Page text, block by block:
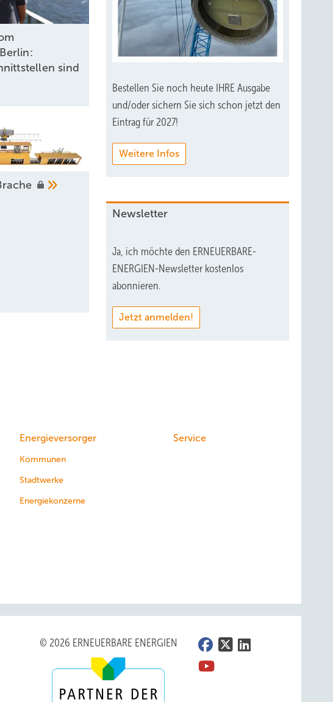
sind
Bestellen Sie noch heute IHRE Ausgabe
und/oder sichern Sie sich schon jetzt den
Eintrag für 2027!
Weitere Infos
Newsletter
Ja, ich möchte den ERNEUERBARE-
ENERGIEN-Newsletter kostenlos
abonnieren.
Jetzt anmelden!
Energieversorger
Kommunen
Stadtwerke
Energiekonzerne
Service
© 2026 ERNEUERBARE ENERGIEN